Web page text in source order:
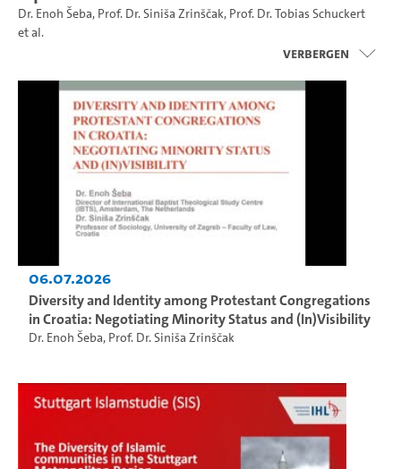
Dr. Enoh Šeba, Prof. Dr. Siniša Zrinščak, Prof. Dr. Tobias Schuckert
et al.
Verbergen
06.07.2026
Diversity and Identity among Protestant Congregations
in Croatia: Negotiating Minority Status and (In)Visibility
Dr. Enoh Šeba, Prof. Dr. Siniša Zrinščak